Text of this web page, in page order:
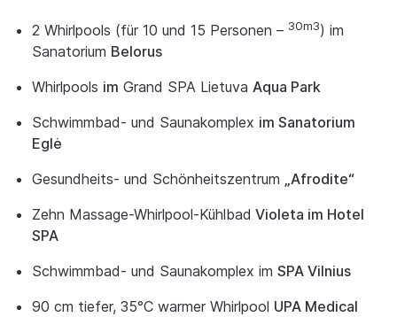
2 Whirlpools (für 10 und 15 Personen – 30m3) im
Sanatorium Belorus
Whirlpools im Grand SPA Lietuva Aqua Park
Schwimmbad- und Saunakomplex im Sanatorium
Eglė
Gesundheits- und Schönheitszentrum „Afrodite“
Zehn Massage-Whirlpool-Kühlbad Violeta im Hotel
SPA
Schwimmbad- und Saunakomplex im SPA Vilnius
90 cm tiefer, 35°C warmer Whirlpool UPA Medical